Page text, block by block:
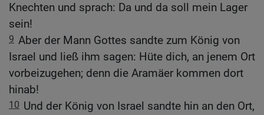
Knechten und sprach: Da und da soll mein Lager
sein!
9 Aber der Mann Gottes sandte zum König von
Israel und ließ ihm sagen: Hüte dich, an jenem Ort
vorbeizugehen; denn die Aramäer kommen dort
hinab!
10 Und der König von Israel sandte hin an den Ort,